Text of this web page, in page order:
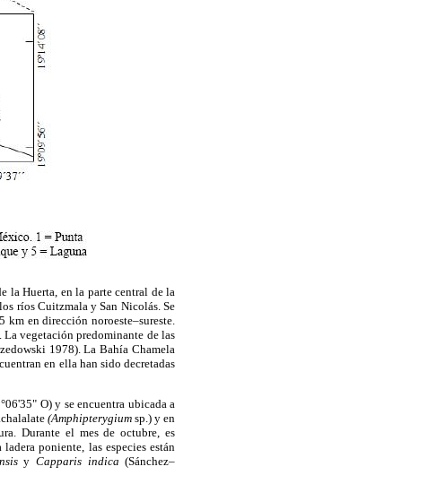
la Huerta, en la parte central de la
ríos Cuitzmala y San Nicolás. Se
km en dirección noroeste–sureste.
La vegetación predominante de las
1978). La Bahía Chamela
en ella han sido decretadas
O) y se encuentra ubicada a
(Amphipterygium sp.) y en
Durante el mes de octubre, es
poniente, las especies están
y Capparis indica(Sánchez–